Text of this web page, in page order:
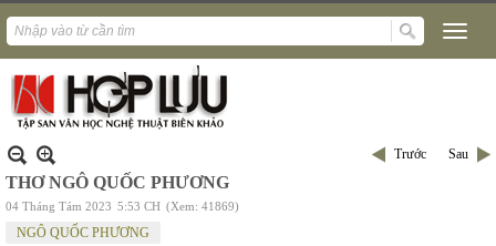
Trước Sau
THƠ NGÔ QUỐC PHƯƠNG
04 Tháng Tám 2023 5:53 CH (Xem: 41869)
NGÔ QUỐC PHƯƠNG